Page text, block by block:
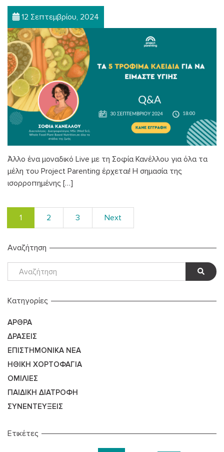
12 Σεπτεμβρίου, 2024
Άλλο ένα μοναδικό Live με τη Σοφία Κανέλλου για όλα τα
μέλη του Project Parenting έρχεται! Η σημασία της
ισορροπημένης […]
1 2 3 Next
Αναζήτηση
Kατηγορίες
ΆΡΘΡΑ
ΔΡΆΣΕΙΣ
ΕΠΙΣΤΗΜΟΝΙΚΆ ΝΈΑ
ΗΘΙΚΉ ΧΟΡΤΟΦΑΓΊΑ
ΟΜΙΛΊΕΣ
ΠΑΙΔΙΚΉ ΔΙΑΤΡΟΦΉ
ΣΥΝΕΝΤΕΎΞΕΙΣ
Ετικέτες